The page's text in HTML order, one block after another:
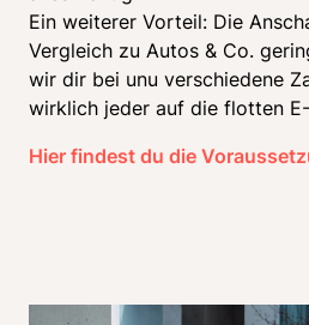
Ein weiterer Vorteil: Die
Vergleich zu Autos & Co.
wir dir bei unu verschiedene
wirklich jeder auf die flotten
Hier findest du die